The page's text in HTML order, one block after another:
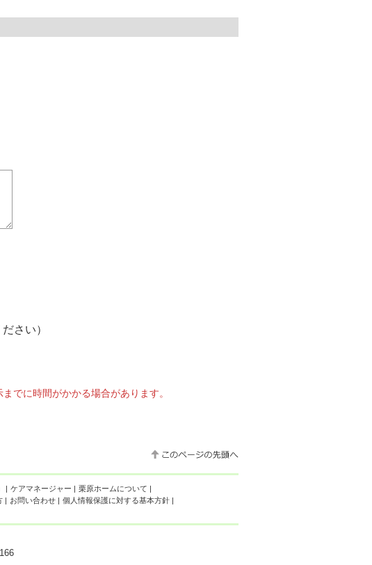
さい）
でに時間がかかる場合があります。
| ケアマネージャー | 栗原ホームについて |
| お問い合わせ | 個人情報保護に対する基本方針 |